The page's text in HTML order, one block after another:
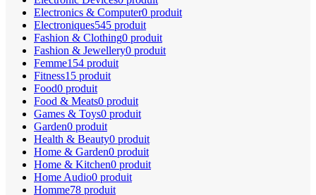
Electronics & Computer0 produit
Electroniques545 produit
Fashion & Clothing0 produit
Fashion & Jewellery0 produit
Femme154 produit
Fitness15 produit
Food0 produit
Food & Meats0 produit
Games & Toys0 produit
Garden0 produit
Health & Beauty0 produit
Home & Garden0 produit
Home & Kitchen0 produit
Home Audio0 produit
Homme78 produit